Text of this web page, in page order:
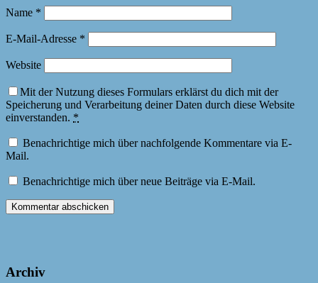
Name *
E-Mail-Adresse *
Website
Mit der Nutzung dieses Formulars erklärst du dich mit der
Speicherung und Verarbeitung deiner Daten durch diese Website
einverstanden. *
Benachrichtige mich über nachfolgende Kommentare via E-
Mail.
Benachrichtige mich über neue Beiträge via E-Mail.
Archiv